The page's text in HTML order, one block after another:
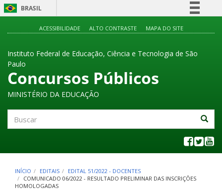
BRASIL
Participe
Legislação
ACESSIBILIDADE ALTO CONTRASTE MAPA DO SITE
Instituto Federal de Educação, Ciência e Tecnologia de São
Paulo
Concursos Públicos
MINISTÉRIO DA EDUCAÇÃO
INÍCIO EDITAIS
EDITAL 51/2022 - DOCENTES
COMUNICADO 06/2022 - RESULTADO PRELIMINAR DAS INSCRIÇÕES
HOMOLOGADAS